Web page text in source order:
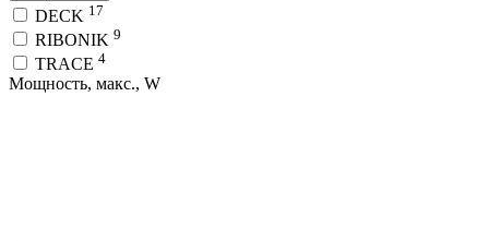
DECK 17
RIBONIK 9
TRACE 4
Мощность, макс., W